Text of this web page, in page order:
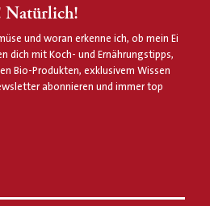
Natürlich!
und woran erkenne ich, ob mein Ei
dich mit Koch- und Ernährungstipps,
Bio-Produkten, exklusivem Wissen
abonnieren und immer top